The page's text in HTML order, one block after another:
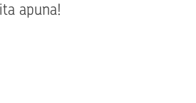
apuna!